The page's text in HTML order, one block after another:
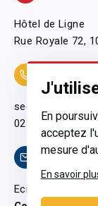
En
acceptez
mesure
En savoir
Hôtel de Ligne
Rue Royale 72,
02 506 38 11
Contact
Ecrivez-nous